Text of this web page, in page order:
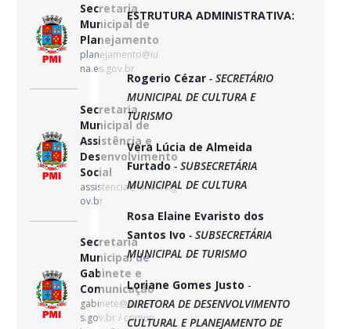
Secretaria
Municipal de
Planejamento
planejamento@iu
na.es.gov.br
Secretaria
Municipal de
Assistência e
Desenvolvimento
Social
assistencia@iuna.es.g
ov.br
Secretaria
Municipal de
Gabinete e
Comunicação
gabinete@iuna.e
s.gov.br / comun
ESTRUTURA ADMINISTRATIVA:
Rogerio Cézar- SECRETÁRIO
MUNICIPAL DE CULTURA E
TURISMO
Vera Lúcia de Almeida
Furtado - SUBSECRETÁRIA
MUNICIPAL DE CULTURA
Rosa Elaine Evaristo dos
Santos Ivo - SUBSECRETÁRIA
MUNICIPAL DE TURISMO
Loriane Gomes Justo -
DIRETORA DE DESENVOLVIMENTO
CULTURAL E PLANEJAMENTO DE